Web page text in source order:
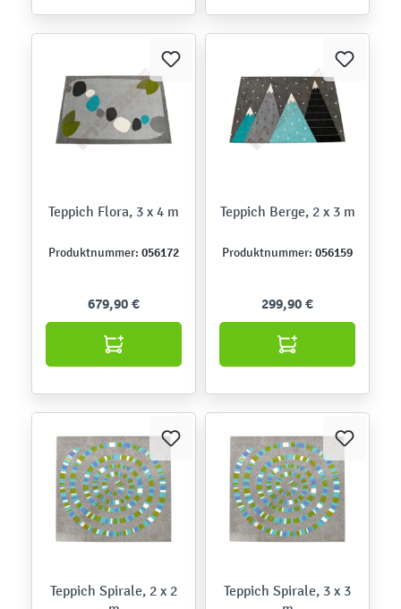
Teppich Flora, 3 x 4 m
Produktnummer: 056172
679,90 €
Teppich Berge, 2 x 3 m
Produktnummer: 056159
299,90 €
Teppich Spirale, 2 x 2
Teppich Spirale, 3 x 3